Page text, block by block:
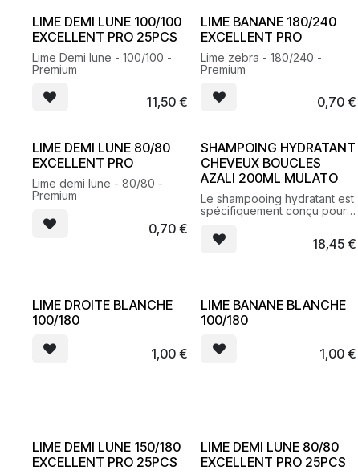
LIME DEMI LUNE 100/100
EXCELLENT PRO 25PCS
Lime Demi lune - 100/100 -
Premium
11,50 €
LIME BANANE 180/240
EXCELLENT PRO
Lime zebra - 180/240 -
Premium
0,70 €
LIME DEMI LUNE 80/80
EXCELLENT PRO
Lime demi lune - 80/80 -
Premium
0,70 €
SHAMPOING HYDRATANT
CHEVEUX BOUCLES
AZALI 200ML MULATO
Le shampooing hydratant est
spécifiquement conçu pour
les cheveux bouclés, frisés.
18,45 €
LIME DROITE BLANCHE
100/180
1,00 €
LIME BANANE BLANCHE
100/180
1,00 €
LIME DEMI LUNE 150/180
EXCELLENT PRO 25PCS
LIME DEMI LUNE 80/80
EXCELLENT PRO 25PCS